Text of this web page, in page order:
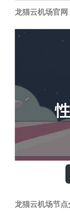
龙猫云机场官网
龙猫云机场节点